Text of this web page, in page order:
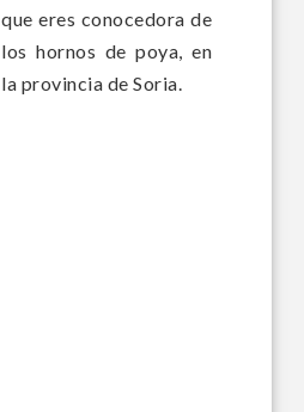
que eres conocedora de
los hornos de poya, en
la provincia de Soria.